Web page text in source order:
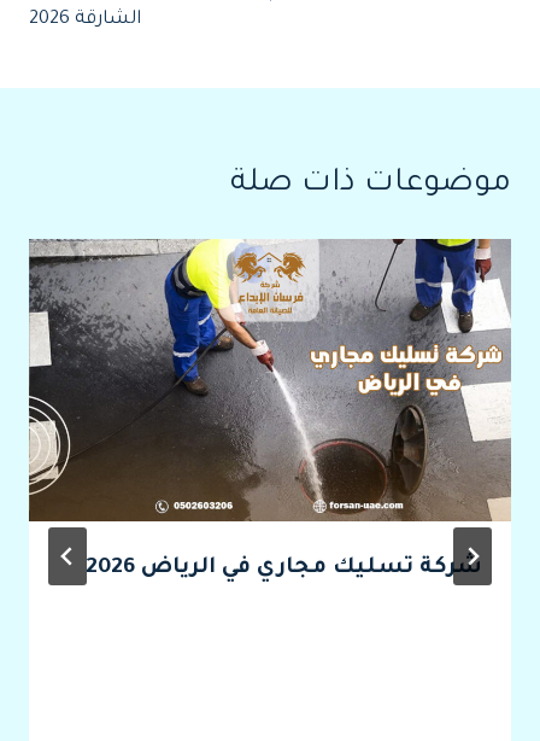
الشارقة 2026
موضوعات ذات صلة
شركة تسليك مجاري في الرياض 2026